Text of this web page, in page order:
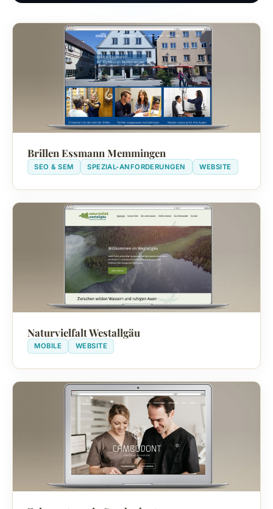
Brillen Essmann Memmingen
SEO & SEM SPEZIAL-ANFORDERUNGEN WEBSITE
Naturvielfalt Westallgäu
MOBILE WEBSITE